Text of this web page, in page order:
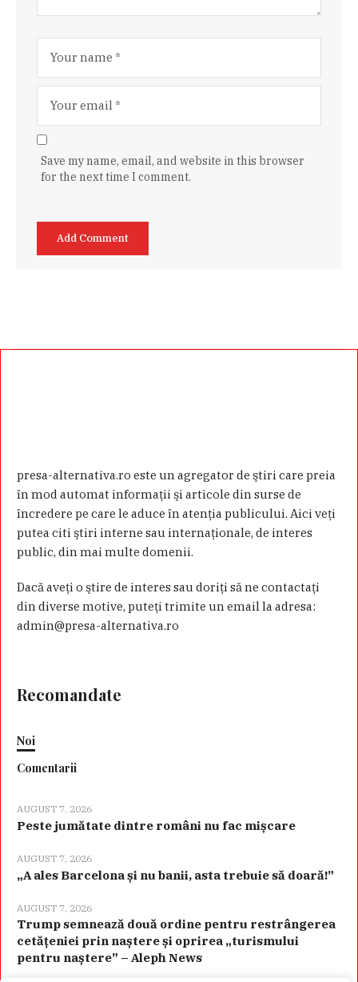
Save my name, email, and website in this browser
for the next time I comment.
presa-alternativa.ro este un agregator de ştiri care preia
în mod automat informaţii şi articole din surse de
încredere pe care le aduce în atenţia publicului. Aici veţi
putea citi ştiri interne sau internaţionale, de interes
public, din mai multe domenii.
Dacă aveţi o ştire de interes sau doriţi să ne contactaţi
din diverse motive, puteţi trimite un email la adresa:
admin@presa-alternativa.ro
Recomandate
Noi
Comentarii
AUGUST 7, 2026
Peste jumătate dintre români nu fac mișcare
AUGUST 7, 2026
„A ales Barcelona și nu banii, asta trebuie să doară!”
AUGUST 7, 2026
Trump semnează două ordine pentru restrângerea
cetățeniei prin naștere și oprirea „turismului
pentru naștere” – Aleph News